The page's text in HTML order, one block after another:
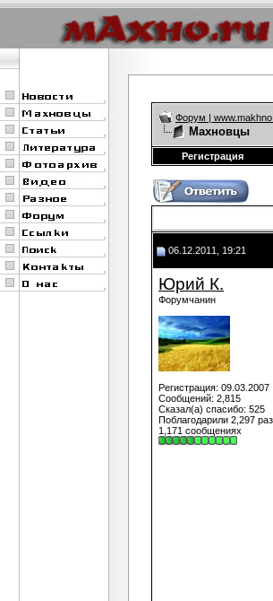
Форум |
Махновцы
Регистрация
06.12.2011, 19:21
Юрий К.
Форумчанин
Регистрация: 09.03.2007
Сообщений: 2,815
Сказал(а) спасибо: 525
Поблагодарили 2,297
1,171 сообщениях